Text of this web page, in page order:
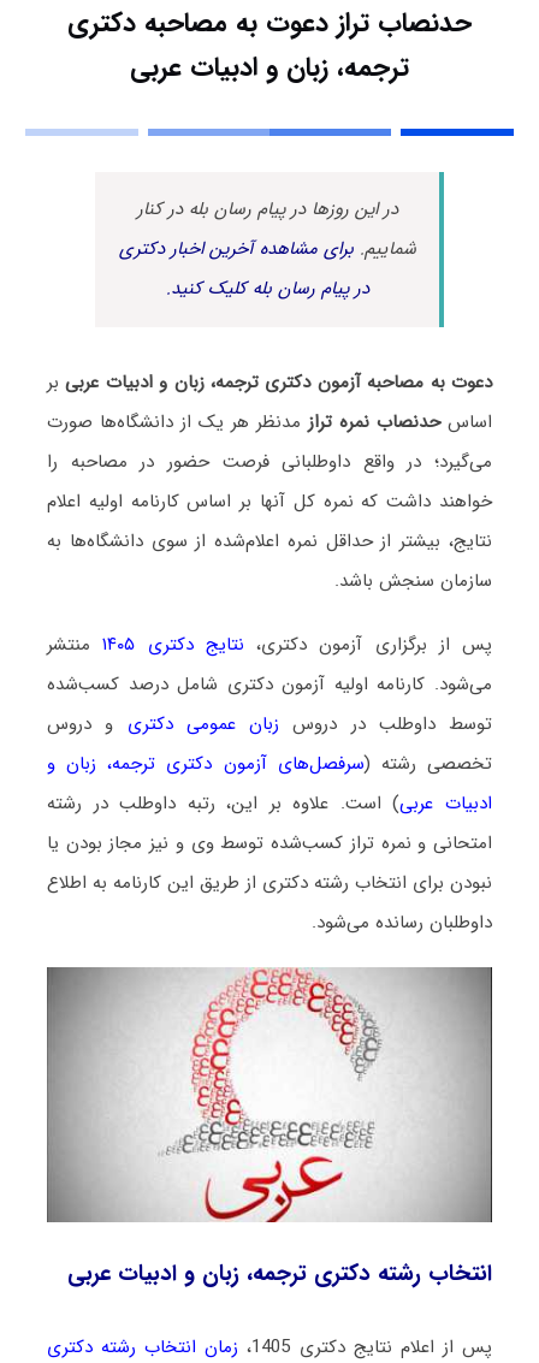
حدنصاب تراز دعوت به مصاحبه دکتری
ترجمه، زبان و ادبیات عربی
در این روزها در پیام رسان بله در کنار
شماییم.برای مشاهده آخرین اخبار دکتری
در پیام رسان بله کلیک کنید.
دعوت به مصاحبه آزمون دکتری ترجمه، زبان و ادبیات عربیبر
اساسحدنصاب نمره ترازمدنظر هر یک از دانشگاه‌ها صورت
می‌گیرد؛ در واقع داوطلبانی فرصت حضور در مصاحبه را
خواهند داشت که نمره کل آنها بر اساس کارنامه اولیه اعلام
نتایج، بیشتر از حداقل نمره اعلام‌شده از سوی دانشگاه‌ها به
سازمان سنجش باشد.
پس از برگزاری آزمون دکتری، نتایج دکتری ۱۴۰۵
منتشر
می‌شود. کارنامه اولیه آزمون دکتری شامل درصد کسب‌شده
توسط داوطلب در دروس زبان عمومی دکتری و دروس
تخصصی رشته (سرفصل‌های آزمون دکتری ترجمه، زبان و
ادبیات عربی) است. علاوه بر این، رتبه داوطلب در رشته
امتحانی و نمره تراز کسب‌شده توسط وی و نیز مجاز بودن یا
نبودن برای انتخاب رشته دکتری از طریق این کارنامه به اطلاع
داوطلبان رسانده می‌شود.
انتخاب رشته دکتری ترجمه، زبان و ادبیات عربی
پس از اعلام نتایج دکتری 1405،
زمان انتخاب رشته دکتری